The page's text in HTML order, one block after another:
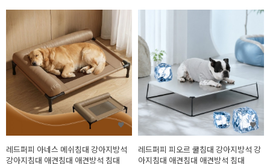
레드퍼피 아네스 메쉬침대 강아지방석
강아지침대 애견침대 애견방석 침대
레드퍼피 피오르 쿨침대 강아지방석 강
아지침대 애견침대 애견방석 침대